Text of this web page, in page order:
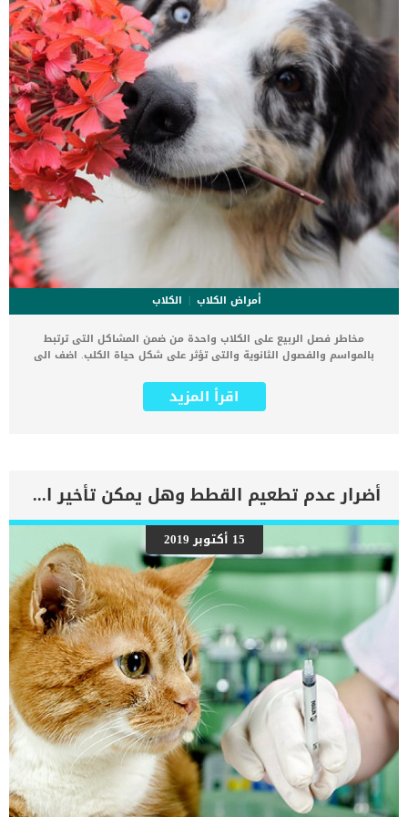
أمراض الكلاب
الكلاب
مخاطر فصل الربيع على الكلاب واحدة من ضمن المشاكل التى ترتبط
بالمواسم والفصول الثانوية والتى تؤثر على شكل حياة الكلب. اضف الى
الشتاء والصيف والخريف ايضا يحملون بعض المخاطر لكلبك وعليك ان
تحاول حمايته منها بقدر الامكان. اذا كنت فى نهاية بداية موسم الربيع
المؤثرات البيئية داخل بيئة الكلب. كما انه فى فصل الربيع تكون كل من
الحشرات والنباتات أكثر وفرة في أشهر الربيع مما يؤدي إلى ردود فعل
تحسسية. اقرأ ايضا:كيف تبدو حساسية موسم الربيع عند الكلاب ؟ موسم
الربيع له نصيبه من المخاطر الموسمية على الكلاب ، التي تتراوح من
السموم إلى لدغات الحشرات. اعراض مخاطر فصل الربيع على كلبك من
خلال الاعراض التى ستظهر على كلبك سيتمكن الطبيب البيطرى من معرفة
الخطر الذى اصيب كلبك. الطفح الجلدتهيج الجلد التقيؤ إسهال فقدان
التنسيق التغييرات فى شكل العينالسعالالافرازات الانفية يعتبر الجلد من
اكثر اجزاء الجسم عند الكلاب المتأثر بمشاكل فصل الربيع. الاسباب الكامنة
[…]
اقرأ المزيد
أضرار عدم تطعيم القطط وهل يمكن تأخير التطعيم ؟
15 أكتوبر 2019